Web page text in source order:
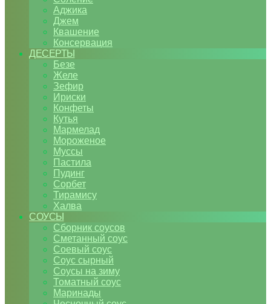
Аджика
Джем
Квашение
Консервация
ДЕСЕРТЫ
Безе
Желе
Зефир
Ириски
Конфеты
Кутья
Мармелад
Мороженое
Муссы
Пастила
Пудинг
Сорбет
Тирамису
Халва
СОУСЫ
Сборник соусов
Сметанный соус
Соевый соус
Соус сырный
Соусы на зиму
Томатный соус
Маринады